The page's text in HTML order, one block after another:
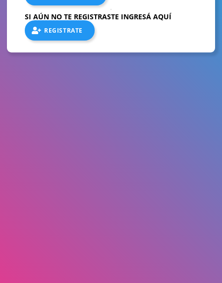
SI AÚN NO TE REGISTRASTE INGRESÁ AQUÍ
REGISTRATE